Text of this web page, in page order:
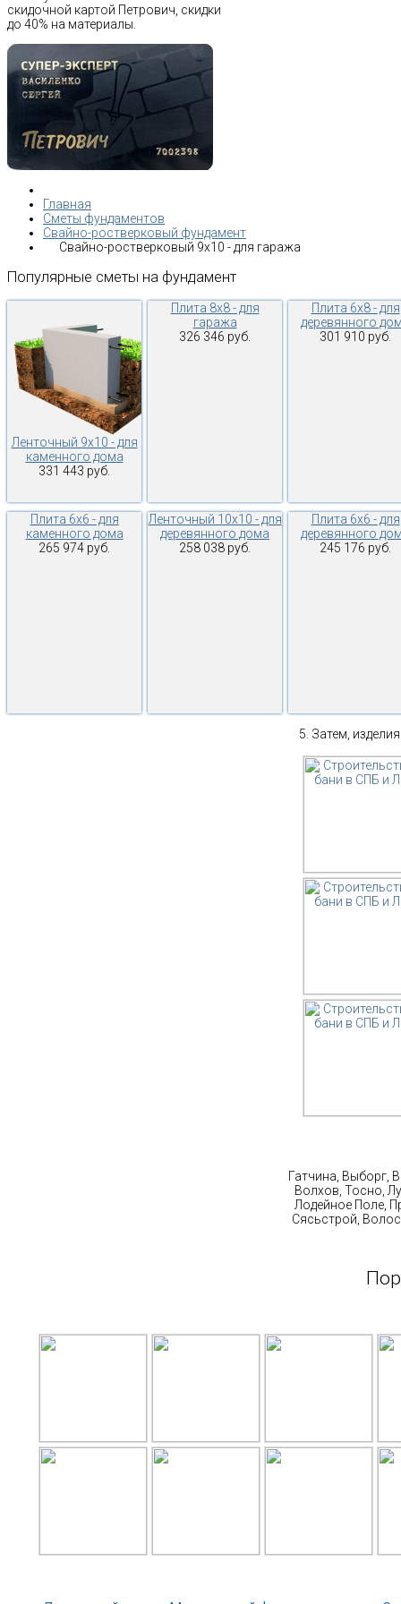
скидочной картой Петрович, скидки
до 40% на материалы.
Главная
Сметы фундаментов
Свайно-ростверковый фундамент
Свайно-ростверковый 9х10 - для гаража
Популярные сметы на фундамент
Ленточный 9х10 - для
каменного дома
331 443 руб.
Плита 8х8 - для
гаража
326 346 руб.
Плита 6х8 - для
деревянного
301 910 руб.
Плита 6х6 - для
каменного дома
265 974 руб.
Ленточный 10х10 - для
деревянного дома
258 038 руб.
Плита 6х6 - для
деревянного
245 176 руб.
Затем,
Гатчина, Выборг,
Волхов, Тосно,
Лодейное Поле,
Сясьстрой,